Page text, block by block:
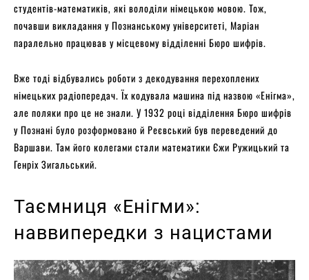
студентів-математиків, які володіли німецькою мовою. Тож,
почавши викладання у Познанському університеті, Маріан
паралельно працював у місцевому відділенні Бюро шифрів.
Вже тоді відбувались роботи з декодування перехоплених
німецьких радіопередач. Їх кодувала машина під назвою «Енігма»,
але поляки про це не знали. У 1932 році відділення Бюро шифрів
у Познані було розформовано й Реєвський був переведений до
Варшави. Там його колегами стали математики Єжи Ружицький та
Генріх Зигальський.
Таємниця «Енігми»:
наввипередки з нацистами